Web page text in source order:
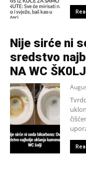
Nije sirće ni
sredstvo
NA WC